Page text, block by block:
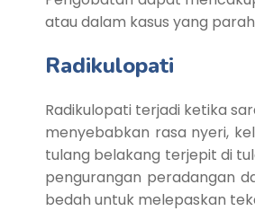
atau dalam kasus yang
Radikulopati
Radikulopati terjadi ketika
menyebabkan rasa nyeri,
tulang belakang terjepit di
pengurangan peradangan
bedah untuk melepaskan